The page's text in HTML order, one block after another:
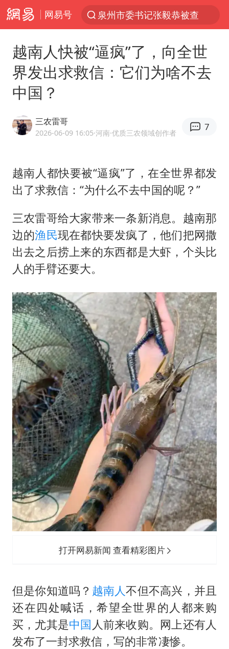
网易号
陈垣宇0-3张禹珍 国乒男单全军覆没
中国女篮70-67险胜尼日利亚女篮
胜宏科技：股票交易异常波动
百花奖开幕式
东航：国内客票提前14天免费退改
“新疆阿勒泰八月能滑雪”不实
日本试射“战斧”导弹，国防部回应
夯实基础开新局
越南人快被“逼疯”了，向全世
界发出求救信：它们为啥不去
中国？
三农雷哥
2026-06-09 16:05·河南·优质三农领域创作者
7
越南人都快要被“逼疯”了，在全世界都发
出了求救信：“为什么不去中国的呢？”
三农雷哥给大家带来一条新消息。越南那
边的渔民现在都快要发疯了，他们把网撒
出去之后捞上来的东西都是大虾，个头比
人的手臂还要大。
打开网易新闻 查看精彩图片
但是你知道吗？ 越南人不但不高兴，并且
还在四处喊话，希望全世界的人都来购
买，尤其是中国 人前来收购。网上还有人
发布了一封求救信，写的非常凄惨。